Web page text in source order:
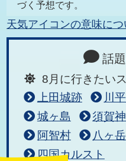
づく予想です。
天気アイコンの意味につ
話
8月に行きたい
上田城跡
川
城ヶ島
須賀
阿智村
八ヶ岳
四国カルスト